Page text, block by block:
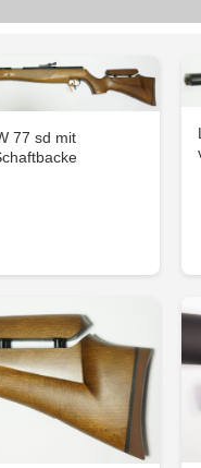
77 sd mit